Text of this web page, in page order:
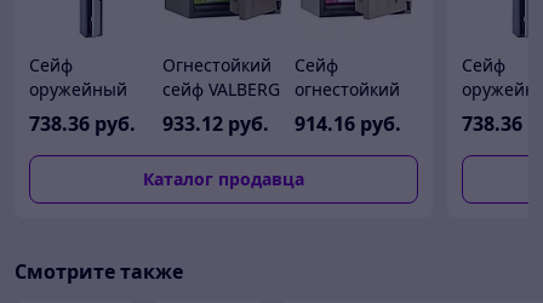
Сейф
оружейный
Aiko Беркут 3
EL
738.36 руб.
Огнестойкий
сейф VALBERG
FRS-36 CL
933.12 руб.
Сейф
огнестойкий
VALBERG FRS-
36 KL
914.16 руб.
Каталог продавца
Сейф
Aiko
EL
738.36
Смотрите также